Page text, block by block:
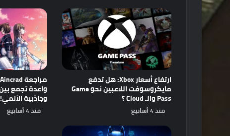
ارتفاع أسعار Xbox: هل تدفع
مايكروسوفت اللاعبين نحو Game
Pass والـ Cloud ؟
منذ 4 أسابيع
وجاذبية الأنمي!
منذ 4 أسابيع